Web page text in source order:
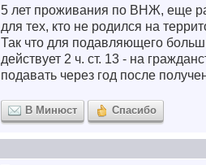
5 лет проживания по ВНЖ, еще
для тех, кто не родился на
Так что для подавляющего
действует 2 ч. ст. 13 - на
подавать через год после
В Минюст Спасибо